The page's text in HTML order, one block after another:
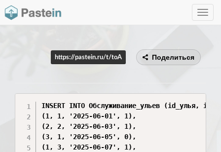
Toggle
https://pastein.ru/t/toA Поделиться
INSERT INTO Обслуживание_ульев (id_улья,
(1, 1, '2025-06-01', 1),
(2, 2, '2025-06-03', 1),
(3, 1, '2025-06-05', 0),
(1, 3, '2025-06-07', 1),